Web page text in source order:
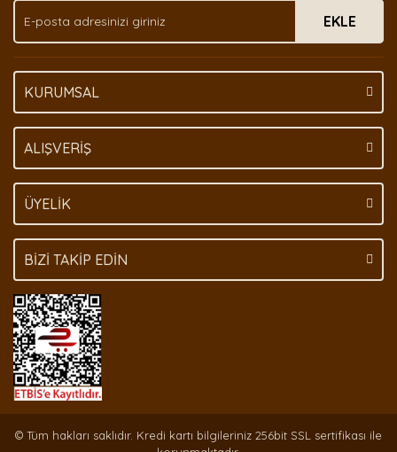
Bu ürüne benzer farklı alternatifler olmalı.
EKLE
KURUMSAL
ALIŞVERİŞ
ÜYELİK
BİZİ TAKİP EDİN
© Tüm hakları saklıdır. Kredi kartı bilgileriniz 256bit SSL sertifikası ile